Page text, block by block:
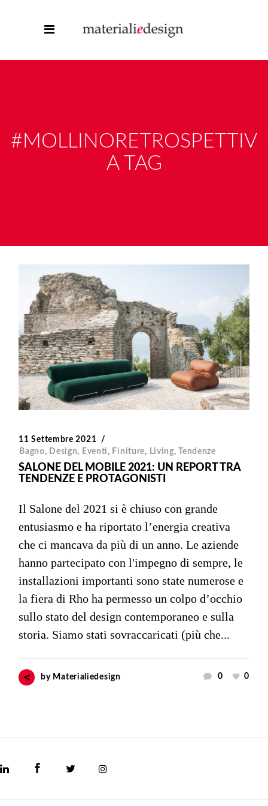
#MOLLINORETROSPETTIV
A TAG
11 Settembre 2021
Bagno, Design, Eventi, Finiture, Living, Tendenze
SALONE DEL MOBILE 2021: UN REPORT TRA
TENDENZE E PROTAGONISTI
Il Salone del 2021 si è chiuso con grande
entusiasmo e ha riportato l’energia creativa
che ci mancava da più di un anno. Le aziende
hanno partecipato con l'impegno di sempre, le
installazioni importanti sono state numerose e
la fiera di Rho ha permesso un colpo d’occhio
sullo stato del design contemporaneo e sulla
storia. Siamo stati sovraccaricati (più che...
by Materialiedesign 0 0